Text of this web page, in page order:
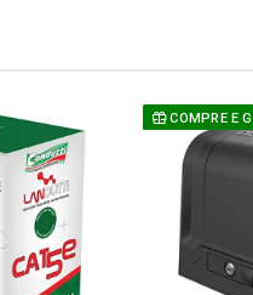
COMPRE E